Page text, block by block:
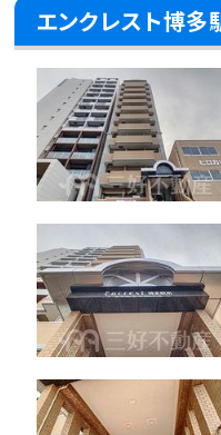
エンクレスト博多